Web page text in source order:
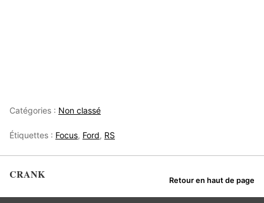
Catégories : Non classé
Étiquettes : Focus, Ford, RS
CRANK Retour en haut de page